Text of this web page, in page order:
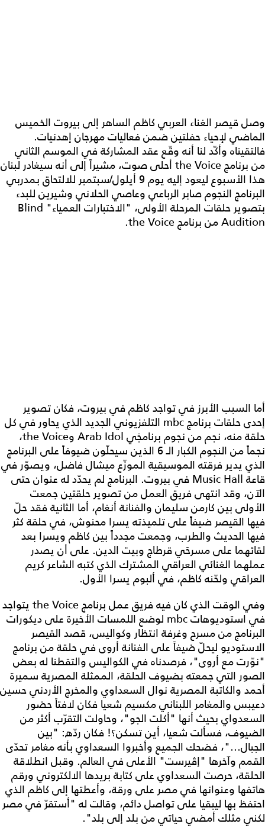
وصل قيصر الغناء العربي كاظم الساهر إلى بيروت الخميس
الماضي لإحياء حفلتين ضمن فعاليات مهرجان إهدنيات.
فالتقيناه وأكّد لنا أنه وقّع عقد المشاركة في الموسم الثاني
من برنامج the Voice أحلى صوت، مشيراً إلى أنه سيغادر لبنان
هذا الأسبوع ليعود إليه يوم 9 أيلول/سبتمبر للالتحاق بمدربي
البرنامج النجوم صابر الرباعي وعاصي الحلاني وشيرين للبدء
بتصوير حلقات المرحلة الأولى، "الاختبارات العمياء" Blind
Audition من برنامج the Voice.
أما السبب الأبرز في تواجد كاظم في بيروت، فكان تصوير
إحدى حلقات برنامج mbc التلفزيوني الجديد الذي يحاور في كل
حلقة منه، نجم من نجوم برنامجَي Arab Idol وthe Voice،
نجماً من النجوم الكبار الـ 6 الذين سيحلّون ضيوفاً على البرنامج
الذي يدير فرقته الموسيقية الموزّع ميشال فاضل، ويصوّر في
قاعة Music Hall في بيروت. البرنامج لم يحدّد له عنوان حتى
الآن، وقد انتهى فريق العمل من تصوير حلقتين جمعت
الأولى بين كارمن سليمان والفنانة أنغام، أما الثانية فقد حلّ
فيها القيصر ضيفاً على تلميذته يسرا محنوش، في حلقة كثر
فيها الحديث والطرب، وجمعت مجدداً بين كاظم ويسرا بعد
لقائهما على مسرحَي قرطاج وبيت الدين. على أن يصدر
عملهما الغنائي العراقي المشترك الذي كتبه الشاعر كريم
العراقي ولحّنه كاظم، في ألبوم يسرا الأول.
وفي الوقت الذي كان فيه فريق عمل برنامج the Voice يتواجد
في استوديوهات mbc لوضع اللمسات الأخيرة على ديكورات
البرنامج من مسرح وغرفة انتظار وكواليس، قصد القيصر
الاستوديو ليحلّ ضيفاً على الفنانة أروى في حلقة من برنامج
"نوّرت مع أروى"، فرصدناه في الكواليس والتقطنا له بعض
الصور التي جمعته بضيوف الحلقة، الممثلة المصرية سميرة
أحمد والكاتبة المصرية نوال السعداوي والمخرج الأردني حسين
دعيبس والمغامر اللبناني مكسيم شعيا فكان لافتاً حضور
السعدواي بحيث أنها "أكلت الجو"، وحاولت التقرّب أكثر من
الضيوف، فسألت شعيا، أين تسكن؟! فكان ردّه: "بين
الجبال..."، فضحك الجميع وأخبروا السعداوي بأنه مغامر تحدّى
القمم وآخرها "إڤيرست" الأعلى في العالم. وقبل انطلاقة
الحلقة، حرصت السعداوي على كتابة بريدها الالكتروني ورقم
هاتفها وعنوانها في مصر على ورقة، وأعطتها إلى كاظم الذي
احتفظ بها ليبقيا على تواصل دائم، وقالت له "أستقرّ في مصر
لكني مثلك أمضي حياتي من بلد إلى بلد".